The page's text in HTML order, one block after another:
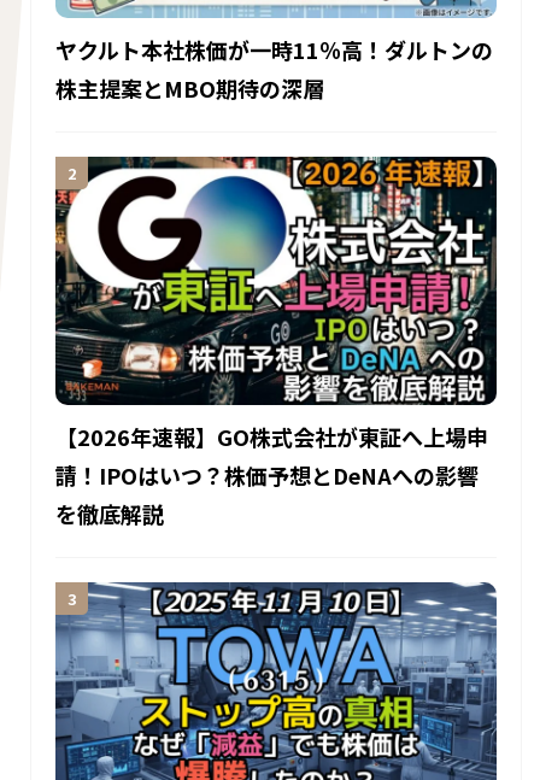
ヤクルト本社株価が一時11％高！ダルトンの
株主提案とMBO期待の深層
【2026年速報】GO株式会社が東証へ上場申
請！IPOはいつ？株価予想とDeNAへの影響
を徹底解説